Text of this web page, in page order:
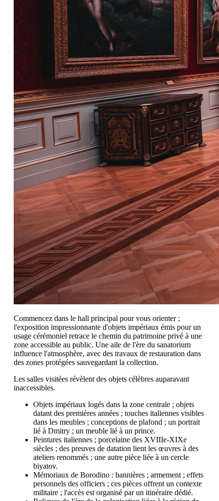
Commencez dans le hall principal pour vous orienter ;
l'exposition impressionnante d'objets impériaux émis pour un
usage cérémoniel retrace le chemin du patrimoine privé à une
zone accessible au public. Une aile de l'ère du sanatorium
influence l'atmosphère, avec des travaux de restauration dans
des zones protégées sauvegardant la collection.
Les salles visitées révèlent des objets célèbres auparavant
inaccessibles.
Objets impériaux logés dans la zone centrale ; objets
datant des premières années ; touches italiennes visibles
dans les meubles ; conceptions de plafond ; un portrait
lié à Dmitry ; un meuble lié à un prince.
Peintures italiennes ; porcelaine des XVIIIe-XIXe
siècles ; des preuves de datation lient les œuvres à des
ateliers renommés ; une autre pièce liée à un cercle
biyatov.
Mémoriaux de Borodino : bannières ; armement ; effets
personnels des officiers ; ces pièces offrent un contexte
militaire ; l'accès est organisé par un itinéraire dédié.